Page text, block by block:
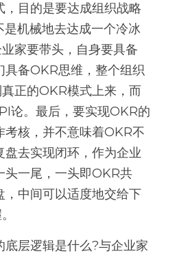
目的是要达成组织战略
机械地去达成一个冷冰
家要带头，自身要具备
备OKR思维，整个组织
正的OKR模式上来，而
论。最后，要实现OKR的
考核，并不意味着OKR不
去实现闭环，作为企业
头一尾，一头即OKR共
中间可以适度地交给下
底层逻辑是什么?与企业家